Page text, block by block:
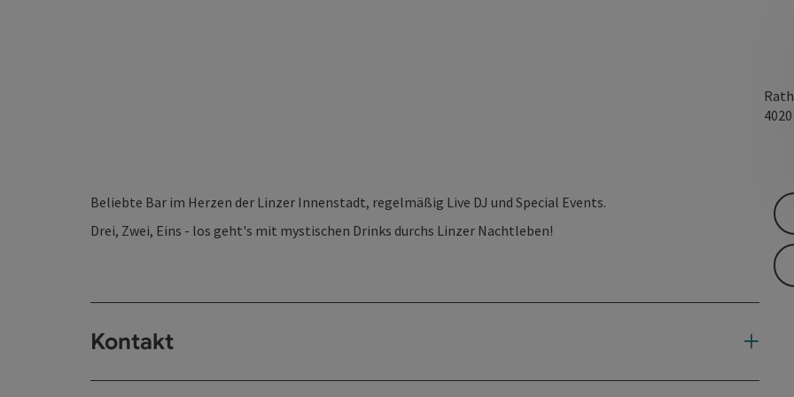
4020
Beliebte Bar im Herzen der Linzer Innenstadt, regelmäßig Live DJ und Special Events.
Drei, Zwei, Eins - los geht's mit mystischen Drinks durchs Linzer Nachtleben!
Kontakt